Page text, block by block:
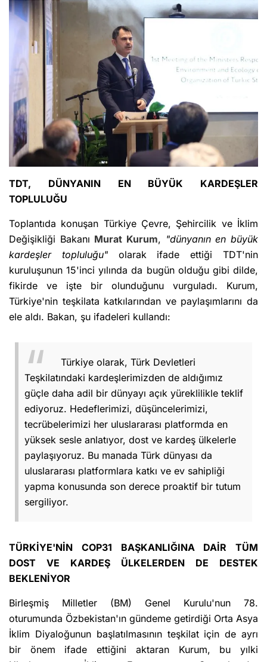
TDT, DÜNYANIN EN BÜYÜK KARDEŞLER
TOPLULUĞU
Toplantıda konuşan Türkiye Çevre, Şehircilik ve İklim
Değişikliği Bakanı Murat Kurum, "dünyanın en büyük
kardeşler topluluğu" olarak ifade ettiği TDT'nin
kuruluşunun 15'inci yılında da bugün olduğu gibi dilde,
fikirde ve işte bir olunduğunu vurguladı. Kurum,
Türkiye'nin teşkilata katkılarından ve paylaşımlarını da
ele aldı. Bakan, şu ifadeleri kullandı:
Türkiye olarak, Türk Devletleri
Teşkilatındaki kardeşlerimizden de aldığımız
güçle daha adil bir dünyayı açık yüreklilikle teklif
ediyoruz. Hedeflerimizi, düşüncelerimizi,
tecrübelerimizi her uluslararası platformda en
yüksek sesle anlatıyor, dost ve kardeş ülkelerle
paylaşıyoruz. Bu manada Türk dünyası da
uluslararası platformlara katkı ve ev sahipliği
yapma konusunda son derece proaktif bir tutum
sergiliyor.
TÜRKİYE'NİN COP31 BAŞKANLIĞINA DAİR TÜM
DOST VE KARDEŞ ÜLKELERDEN DE DESTEK
BEKLENİYOR
Birleşmiş Milletler (BM) Genel Kurulu'nun 78.
oturumunda Özbekistan'ın gündeme getirdiği Orta Asya
İklim Diyaloğunun başlatılmasının teşkilat için de ayrı
bir önem ifade ettiğini aktaran Kurum, bu yılki